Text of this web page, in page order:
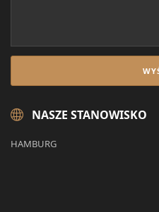
NASZE STANOWISKO
HAMBURG